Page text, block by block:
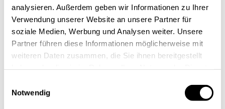
analysieren. Außerdem geben wir Informationen zu Ihrer
Verwendung unserer Website an unsere Partner für
soziale Medien, Werbung und Analysen weiter. Unsere
Partner führen diese Informationen möglicherweise mit
weiteren Daten zusammen, die Sie ihnen bereitgestellt
Notwendig
Vielen Dank für Ihre Anmeldung im Newsletter!
Zurück zur vorherigen Seite